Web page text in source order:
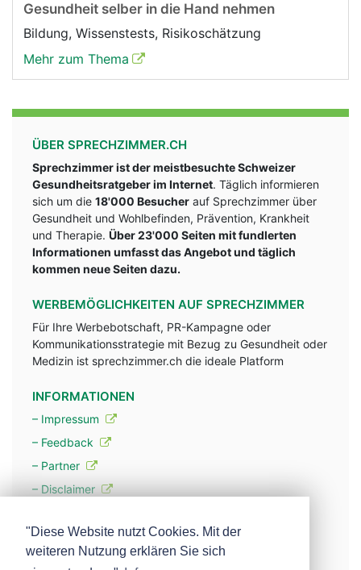
Gesundheit selber in die Hand nehmen
Bildung, Wissenstests, Risikoschätzung
Mehr zum Thema
ÜBER SPRECHZIMMER.CH
Sprechzimmer ist der meistbesuchte Schweizer
Gesundheitsratgeber im Internet. Täglich informieren
sich um die 18'000 Besucher auf Sprechzimmer über
Gesundheit und Wohlbefinden, Prävention, Krankheit
und Therapie. Über 23'000 Seiten mit fundlerten
Informationen umfasst das Angebot und täglich
kommen neue Seiten dazu.
WERBEMÖGLICHKEITEN AUF SPRECHZIMMER
Für Ihre Werbebotschaft, PR-Kampagne oder
Kommunikationsstrategie mit Bezug zu Gesundheit oder
Medizin ist sprechzimmer.ch die ideale Platform
INFORMATIONEN
– Impressum
– Feedback
– Partner
– Disclaimer
– Werbung
"Diese Website nutzt Cookies. Mit der
weiteren Nutzung erklären Sie sich